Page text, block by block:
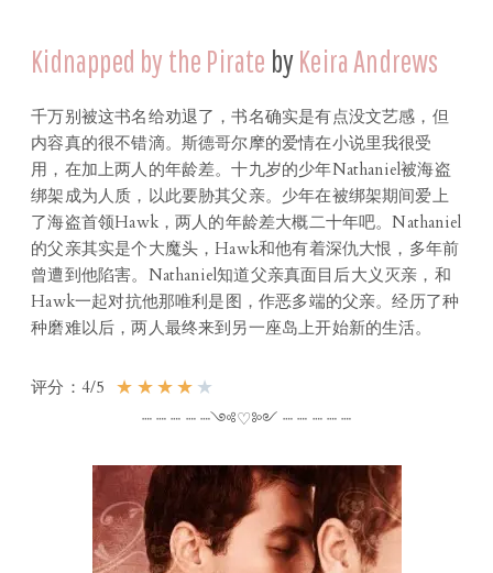
Kidnapped by the Pirate byKeira Andrews
千万别被这书名给劝退了，书名确实是有点没文艺感，但
内容真的很不错滴。斯德哥尔摩的爱情在小说里我很受
用，在加上两人的年龄差。十九岁的少年Nathaniel被海盗
绑架成为人质，以此要胁其父亲。少年在被绑架期间爱上
了海盗首领Hawk，两人的年龄差大概二十年吧。Nathaniel
的父亲其实是个大魔头，Hawk和他有着深仇大恨，多年前
曾遭到他陷害。Nathaniel知道父亲真面目后大义灭亲，和
Hawk一起对抗他那唯利是图，作恶多端的父亲。经历了种
种磨难以后，两人最终来到另一座岛上开始新的生活。
评分：4/5 ★ ★★★ ★
┈ ┈ ┈ ┈ ┈༺♡༻ ┈ ┈ ┈ ┈ ┈